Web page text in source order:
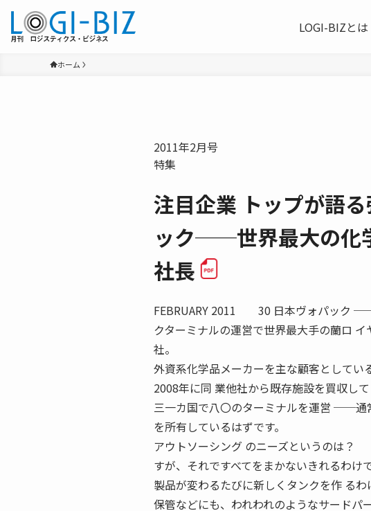
LOGI-BIZとは
ホーム
2011年2月号
特集
注目企業 トップが語
ック──世界最大の化
社長
FEBRUARY 2011 30 日本ヴォパック
クターミナルの運営で世界最大手の蘭ロ
社。
外資系化学品メーカーを主な顧客としてい
2008年に同 業他社から既存施設を買収し
三一カ国で八〇のターミナルを運営 ──通
を所有しているはずです。
アウトソーシング のニーズというのは？
すが、それですべてをまかないきれるわけ
製品が変わるたびに新しくタンクを作 る
保管などにも、われわれのようなサード